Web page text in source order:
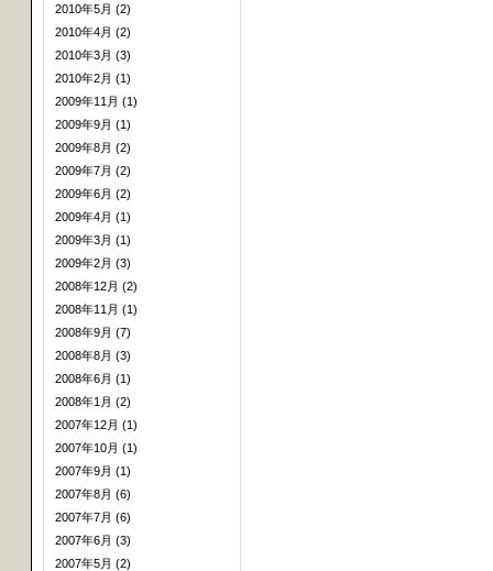
2010年5月 (2)
2010年4月 (2)
2010年3月 (3)
2010年2月 (1)
2009年11月 (1)
2009年9月 (1)
2009年8月 (2)
2009年7月 (2)
2009年6月 (2)
2009年4月 (1)
2009年3月 (1)
2009年2月 (3)
2008年12月 (2)
2008年11月 (1)
2008年9月 (7)
2008年8月 (3)
2008年6月 (1)
2008年1月 (2)
2007年12月 (1)
2007年10月 (1)
2007年9月 (1)
2007年8月 (6)
2007年7月 (6)
2007年6月 (3)
2007年5月 (2)